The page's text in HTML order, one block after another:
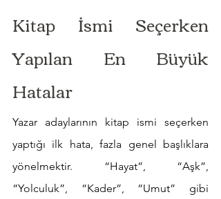
Kitap İsmi Seçerken
Yapılan En Büyük
Hatalar
Yazar adaylarının kitap ismi seçerken
yaptığı ilk hata, fazla genel başlıklara
yönelmektir. “Hayat”, “Aşk”,
“Yolculuk”, “Kader”, “Umut” gibi